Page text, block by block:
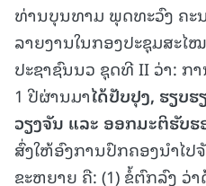
ທ່ານບຸນທາມ ພຸດທະວົງ ຄະ
ລາຍງານໃນກອງປະຊຸມສະ
ປະຊາຊົນນວ ຊຸດທີ II ວ່າ: ກ
1 ປີຜ່ານມາໄດ້ປັບປຸງ, ຮຽບ
ວຽງຈັນ ແລະ ອອກມະຕິຮັບຮ
ສົ່ງໃຫ້ອົງການປົກຄອງນໍາໄປ
ຂະຫຍາຍ ຄື: (1) ຂໍ້ຕົກລົງ